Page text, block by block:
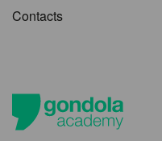
Contacts